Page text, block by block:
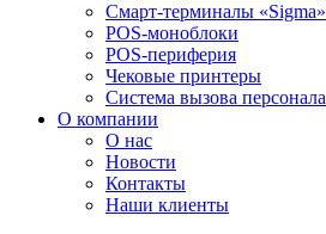
Смарт-терминалы «Sigma»
POS-моноблоки
POS-периферия
Чековые принтеры
Система вызова персонала
О компании
О нас
Новости
Контакты
Наши клиенты